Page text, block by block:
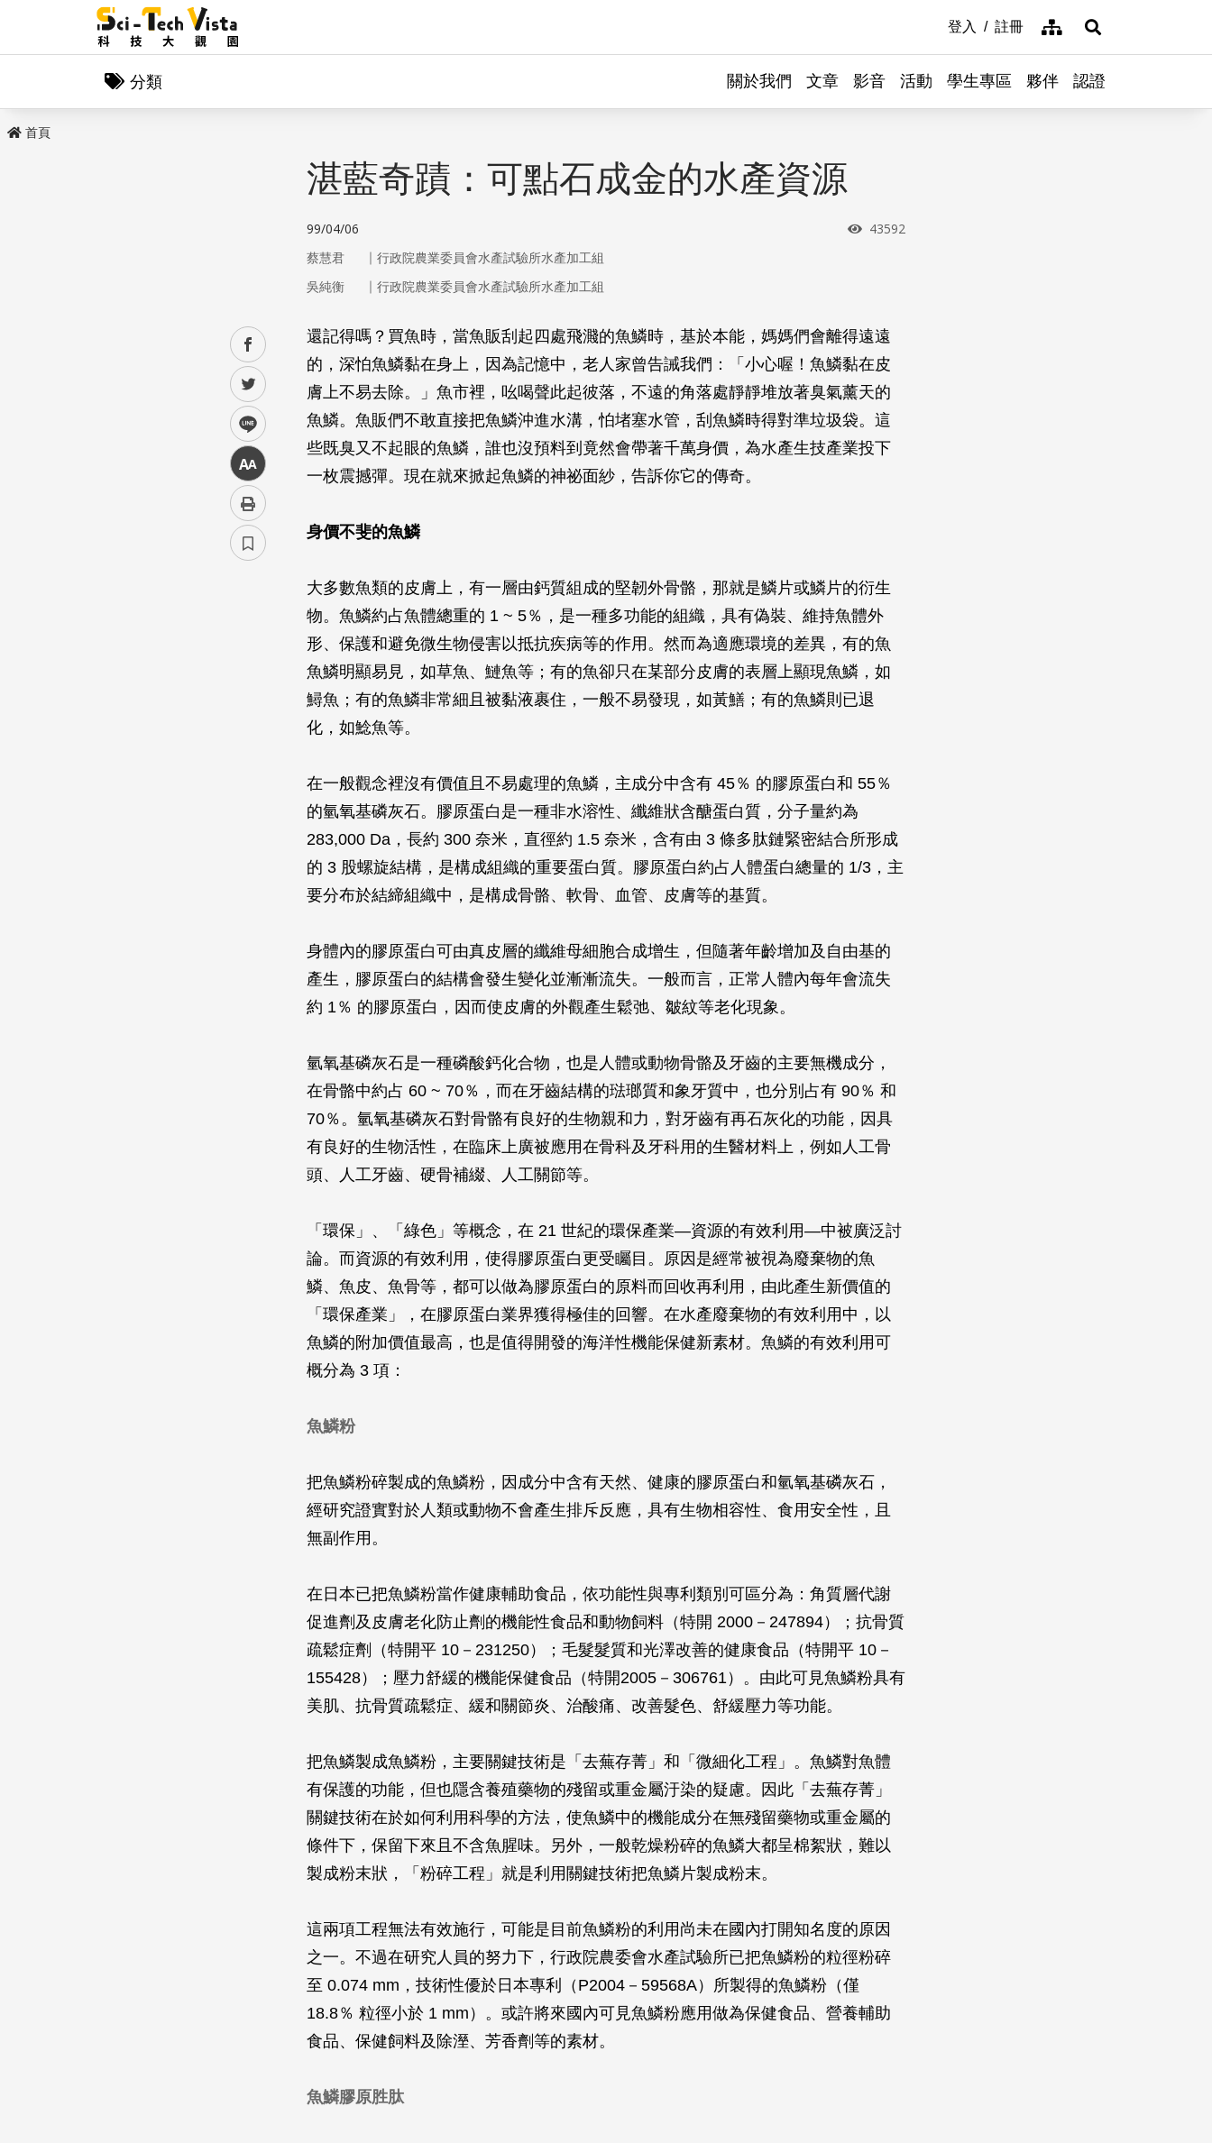
登入 註冊 網站導覽展開搜尋
分類 關於我們 文章 影音 活動 學生專區 夥伴 認證
首頁
facebook
twitter
line
中
湛藍奇蹟：可點石成金的水產資源
99/04/06 瀏覽次數
43592
蔡慧君 ｜ 行政院農業委員會水產試驗所水產加工組
吳純衡
｜ 行政院農業委員會水產試驗所水產加工組
還記得嗎？買魚時，當魚販刮起四處飛濺的魚鱗時，基於本能，媽媽們會離得遠遠
的，深怕魚鱗黏在身上，因為記憶中，老人家曾告誡我們：「小心喔！魚鱗黏在皮
膚上不易去除。」魚市裡，吆喝聲此起彼落，不遠的角落處靜靜堆放著臭氣薰天的
魚鱗。魚販們不敢直接把魚鱗沖進水溝，怕堵塞水管，刮魚鱗時得對準垃圾袋。這
些既臭又不起眼的魚鱗，誰也沒預料到竟然會帶著千萬身價，為水產生技產業投下
一枚震撼彈。現在就來掀起魚鱗的神祕面紗，告訴你它的傳奇。
身價不斐的魚鱗
大多數魚類的皮膚上，有一層由鈣質組成的堅韌外骨骼，那就是鱗片或鱗片的衍生
物。魚鱗約占魚體總重的 1 ~ 5％，是一種多功能的組織，具有偽裝、維持魚體外
形、保護和避免微生物侵害以抵抗疾病等的作用。然而為適應環境的差異，有的魚
魚鱗明顯易見，如草魚、鰱魚等；有的魚卻只在某部分皮膚的表層上顯現魚鱗，如
鱘魚；有的魚鱗非常細且被黏液裹住，一般不易發現，如黃鱔；有的魚鱗則已退
化，如鯰魚等。
在一般觀念裡沒有價值且不易處理的魚鱗，主成分中含有 45％ 的膠原蛋白和 55％
的氫氧基磷灰石。膠原蛋白是一種非水溶性、纖維狀含醣蛋白質，分子量約為
283,000 Da，長約 300 奈米，直徑約 1.5 奈米，含有由 3 條多肽鏈緊密結合所形成
的 3 股螺旋結構，是構成組織的重要蛋白質。膠原蛋白約占人體蛋白總量的 1/3，主
要分布於結締組織中，是構成骨骼、軟骨、血管、皮膚等的基質。
身體內的膠原蛋白可由真皮層的纖維母細胞合成增生，但隨著年齡增加及自由基的
產生，膠原蛋白的結構會發生變化並漸漸流失。一般而言，正常人體內每年會流失
約 1％ 的膠原蛋白，因而使皮膚的外觀產生鬆弛、皺紋等老化現象。
氫氧基磷灰石是一種磷酸鈣化合物，也是人體或動物骨骼及牙齒的主要無機成分，
在骨骼中約占 60 ~ 70％，而在牙齒結構的琺瑯質和象牙質中，也分別占有 90％ 和
70％。氫氧基磷灰石對骨骼有良好的生物親和力，對牙齒有再石灰化的功能，因具
有良好的生物活性，在臨床上廣被應用在骨科及牙科用的生醫材料上，例如人工骨
頭、人工牙齒、硬骨補綴、人工關節等。
「環保」、「綠色」等概念，在 21 世紀的環保產業—資源的有效利用—中被廣泛討
論。而資源的有效利用，使得膠原蛋白更受矚目。原因是經常被視為廢棄物的魚
鱗、魚皮、魚骨等，都可以做為膠原蛋白的原料而回收再利用，由此產生新價值的
「環保產業」，在膠原蛋白業界獲得極佳的回響。在水產廢棄物的有效利用中，以
魚鱗的附加價值最高，也是值得開發的海洋性機能保健新素材。魚鱗的有效利用可
概分為 3 項：
魚鱗粉
把魚鱗粉碎製成的魚鱗粉，因成分中含有天然、健康的膠原蛋白和氫氧基磷灰石，
經研究證實對於人類或動物不會產生排斥反應，具有生物相容性、食用安全性，且
無副作用。
在日本已把魚鱗粉當作健康輔助食品，依功能性與專利類別可區分為：角質層代謝
促進劑及皮膚老化防止劑的機能性食品和動物飼料（特開 2000－247894）；抗骨質
疏鬆症劑（特開平 10－231250）；毛髮髮質和光澤改善的健康食品（特開平 10－
155428）；壓力舒緩的機能保健食品（特開2005－306761）。由此可見魚鱗粉具有
美肌、抗骨質疏鬆症、緩和關節炎、治酸痛、改善髮色、舒緩壓力等功能。
把魚鱗製成魚鱗粉，主要關鍵技術是「去蕪存菁」和「微細化工程」。魚鱗對魚體
有保護的功能，但也隱含養殖藥物的殘留或重金屬汙染的疑慮。因此「去蕪存菁」
關鍵技術在於如何利用科學的方法，使魚鱗中的機能成分在無殘留藥物或重金屬的
條件下，保留下來且不含魚腥味。另外，一般乾燥粉碎的魚鱗大都呈棉絮狀，難以
製成粉末狀，「粉碎工程」就是利用關鍵技術把魚鱗片製成粉末。
這兩項工程無法有效施行，可能是目前魚鱗粉的利用尚未在國內打開知名度的原因
之一。不過在研究人員的努力下，行政院農委會水產試驗所已把魚鱗粉的粒徑粉碎
至 0.074 mm，技術性優於日本專利（P2004－59568A）所製得的魚鱗粉（僅
18.8％ 粒徑小於 1 mm）。或許將來國內可見魚鱗粉應用做為保健食品、營養輔助
食品、保健飼料及除溼、芳香劑等的素材。
魚鱗膠原胜肽